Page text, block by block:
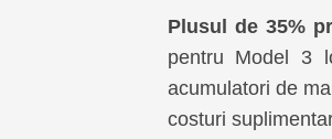
Plusul de 35%
pentru Model 3
acumulatori de
costuri